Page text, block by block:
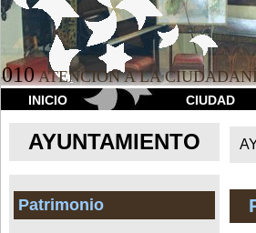
010 ATENCION A LA
INICIO CIUDAD
AYUNTAMIENTO
Patrimonio